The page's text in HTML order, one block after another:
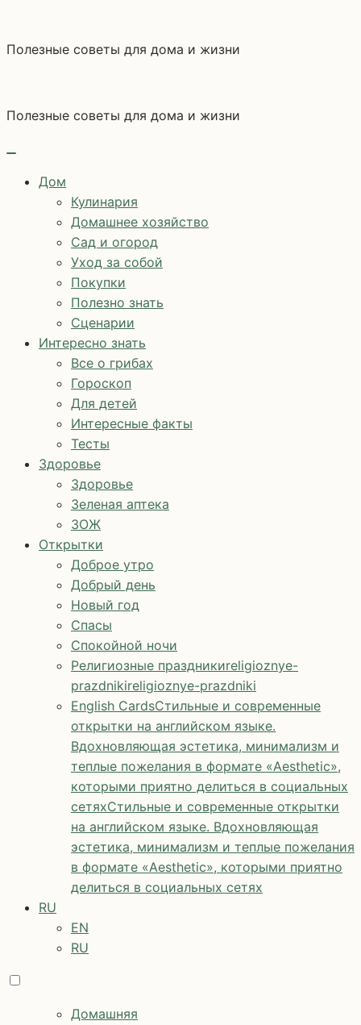
содержимому
Полезные советы для дома и жизни
Полезные советы для дома и жизни
Дом
Кулинария
Домашнее хозяйство
Сад и огород
Уход за собой
Покупки
Полезно знать
Сценарии
Интересно знать
Все о грибах
Гороскоп
Для детей
Интересные факты
Тесты
Здоровье
Здоровье
Зеленая аптека
ЗОЖ
Открытки
Доброе утро
Добрый день
Новый год
Спасы
Спокойной ночи
Религиозные праздникиreligioznye-
prazdnikireligioznye-prazdniki
English CardsСтильные и современные
открытки на английском языке.
Вдохновляющая эстетика, минимализм и
теплые пожелания в формате «Aesthetic»,
которыми приятно делиться в социальных
сетяхСтильные и современные открытки
на английском языке. Вдохновляющая
эстетика, минимализм и теплые пожелания
в формате «Aesthetic», которыми приятно
делиться в социальных сетях
RU
EN
RU
Домашняя